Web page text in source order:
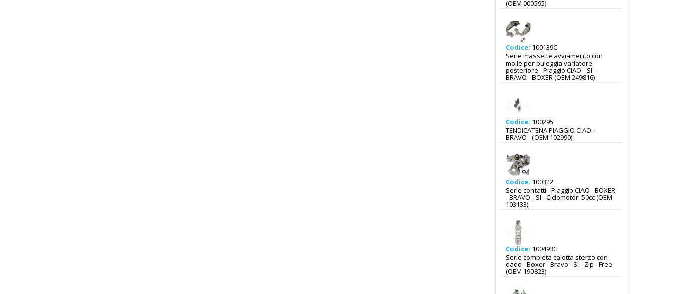
(OEM 000595)
Codice: 100139C
Serie massette avviamento con
molle per puleggia variatore
posteriore - Piaggio CIAO - SI -
BRAVO - BOXER (OEM 249816)
Codice: 100295
TENDICATENA PIAGGIO CIAO -
BRAVO - (OEM 102990)
Codice: 100322
Serie contatti - Piaggio CIAO - BOXER
- BRAVO - SI - Ciclomotori 50cc (OEM
103133)
Codice: 100493C
Serie completa calotta sterzo con
dado - Boxer - Bravo - SI - Zip - Free
(OEM 190823)